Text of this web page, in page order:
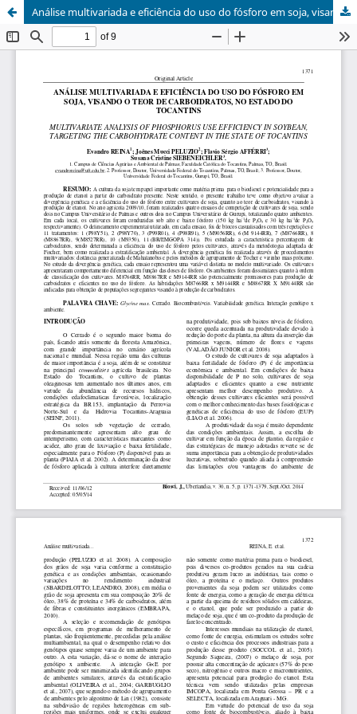
Análise multivariada e eficiência do uso do fósforo em soja, visando o teor de carboidratos, no estado do Tocantins